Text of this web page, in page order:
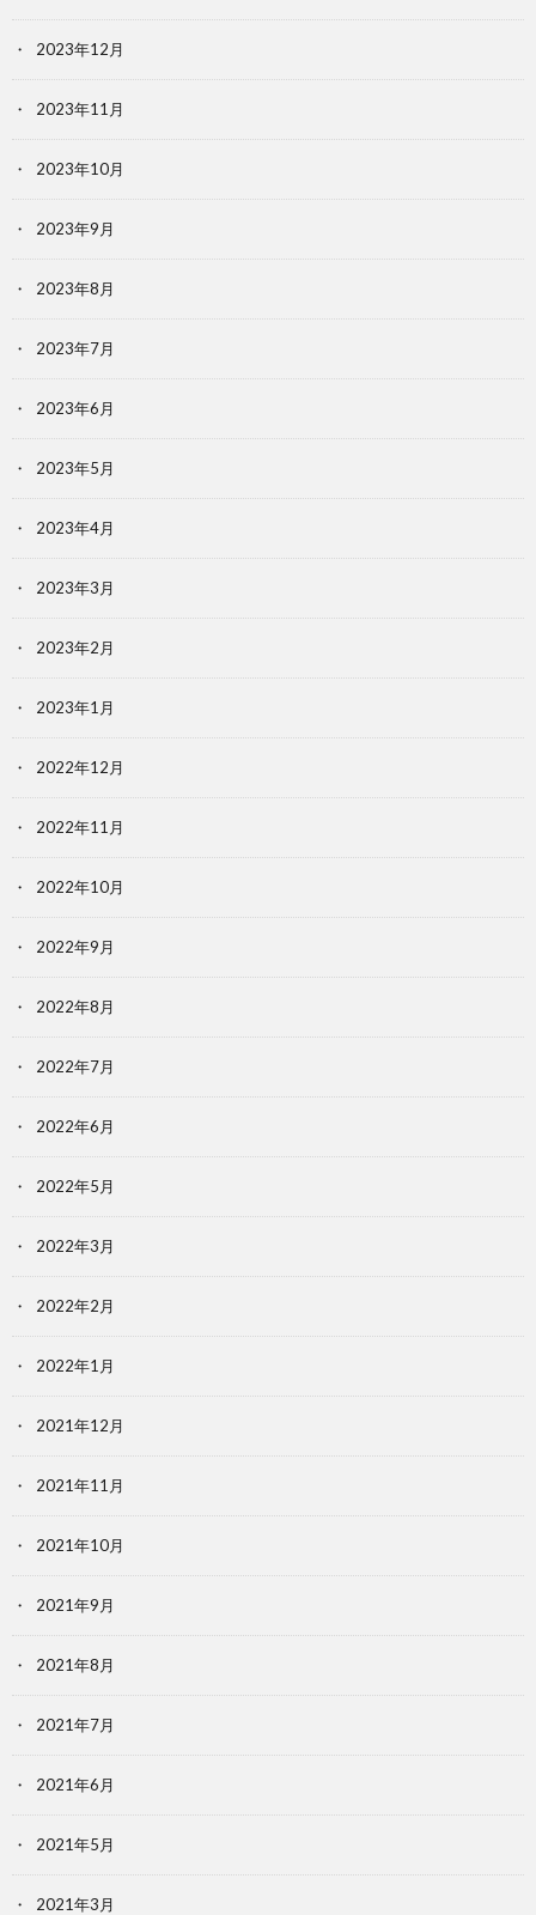
2023年12月
2023年11月
2023年10月
2023年9月
2023年8月
2023年7月
2023年6月
2023年5月
2023年4月
2023年3月
2023年2月
2023年1月
2022年12月
2022年11月
2022年10月
2022年9月
2022年8月
2022年7月
2022年6月
2022年5月
2022年3月
2022年2月
2022年1月
2021年12月
2021年11月
2021年10月
2021年9月
2021年8月
2021年7月
2021年6月
2021年5月
2021年3月